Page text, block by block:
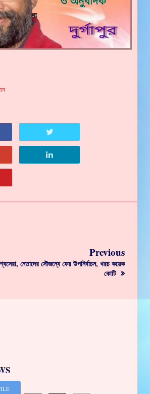
Previous
নেতাদের সৌজন্যে ফের উপনির্বাচন, খরচ কয়েক
কোটি